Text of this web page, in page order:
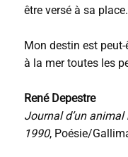
être versé à sa place.
Mon destin est peut-
à la mer toutes les
René Depestre
Journal d’un
1990, Poésie/